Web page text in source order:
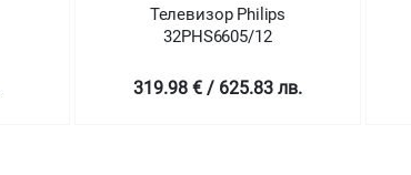
Телевизор Philips
32PHS6605/12
319.98 € / 625.83 лв.